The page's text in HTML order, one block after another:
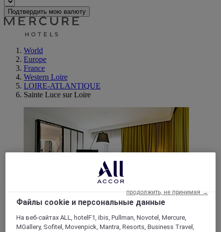
Подтвердить мою валюту
World
Europe
France
Western Loire
LOIRE-ATLANTIQUE
Sainte Luce sur Loire
НАНТ, Франция
Файлы cookie и персональные данные
На веб-сайтах ALL, hotelF1, ibis, Pullman, Novotel, Mercure,
MGallery, Sofitel, Movenpick, Mantra, Resorts, Business Travel,
продолжить, не принимая →